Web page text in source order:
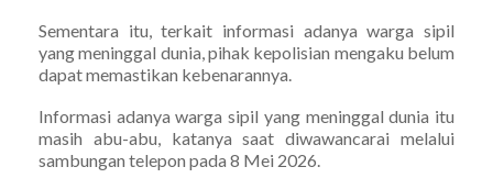
Sementara itu, terkait informasi adanya warga sipil
yang meninggal dunia, pihak kepolisian mengaku belum
dapat memastikan kebenarannya.
Informasi adanya warga sipil yang meninggal dunia itu
masih abu-abu, katanya saat diwawancarai melalui
sambungan telepon pada 8 Mei 2026.